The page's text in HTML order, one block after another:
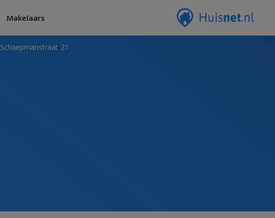
Makelaars
Schaepmanstraat 21